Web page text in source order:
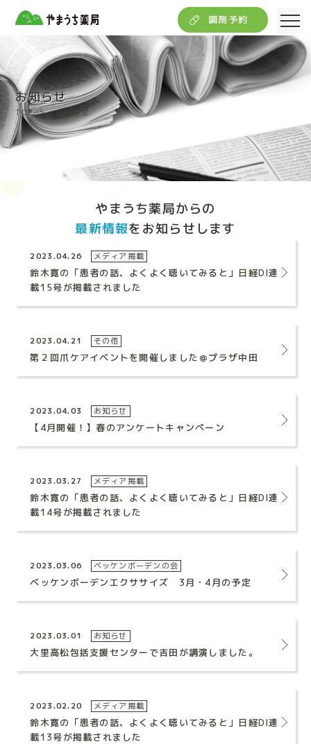
調剤予約
お知らせ
TOP お知らせ
やまうち薬局からの
最新情報をお知らせします
2023.04.26 メディア掲載
鈴木寛の「患者の話、よくよく聴いてみると」日経DI連
載15号が掲載されました
2023.04.21 その他
第２回爪ケアイベントを開催しました＠プラザ中田
2023.04.03 お知らせ
【4月開催！】春のアンケートキャンペーン
2023.03.27 メディア掲載
鈴木寛の「患者の話、よくよく聴いてみると」日経DI連
載14号が掲載されました
2023.03.06 ベッケンボーデンの会
ベッケンボーデンエクササイズ 3月・4月の予定
2023.03.01 お知らせ
大里高松包括支援センターで吉田が講演しました。
2023.02.20 メディア掲載
鈴木寛の「患者の話、よくよく聴いてみると」日経DI連
載13号が掲載されました